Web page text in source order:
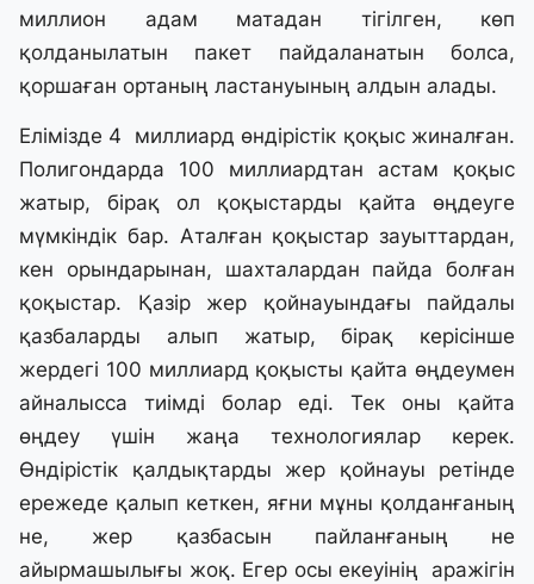
миллион адам матадан тігілген, көп
қолданылатын пакет пайдаланатын болса,
қоршаған ортаның ластануының алдын алады.
Елімізде 4 миллиард өндірістік қоқыс жиналған.
Полигондарда 100 миллиардтан астам қоқыс
жатыр, бірақ ол қоқыстарды қайта өңдеуге
мүмкіндік бар. Аталған қоқыстар зауыттардан,
кен орындарынан, шахталардан пайда болған
қоқыстар. Қазір жер қойнауындағы пайдалы
қазбаларды алып жатыр, бірақ керісінше
жердегі 100 миллиард қоқысты қайта өңдеумен
айналысса тиімді болар еді. Тек оны қайта
өңдеу үшін жаңа технологиялар керек.
Өндірістік қалдықтарды жер қойнауы ретінде
ережеде қалып кеткен, яғни мұны қолданғаның
не, жер қазбасын пайланғаның не
айырмашылығы жоқ. Егер осы екеуінің аражігін